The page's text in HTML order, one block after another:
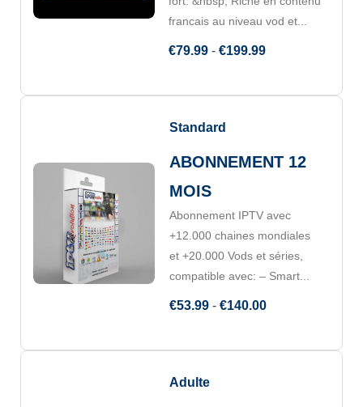
francais au niveau vod et...
€79.99- €199.99
Standard
ABONNEMENT 12
MOIS
Abonnement IPTV avec
+12.000 chaines mondiales
et +20.000 Vods et séries,
compatible avec: – Smart...
€53.99 -€140.00
Adulte